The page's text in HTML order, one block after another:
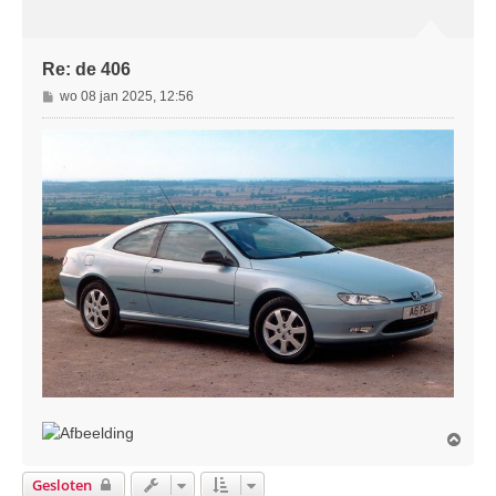
Re: de 406
B
e
h
t
wo 08 jan 2025, 12:56
Gesloten